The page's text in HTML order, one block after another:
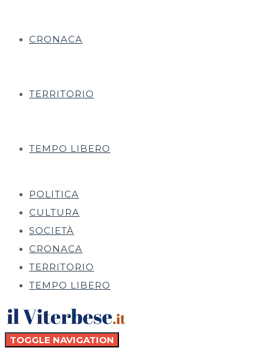
CRONACA
TERRITORIO
TEMPO LIBERO
POLITICA
CULTURA
SOCIETÀ
CRONACA
TERRITORIO
TEMPO LIBERO
TOGGLE NAVIGATION